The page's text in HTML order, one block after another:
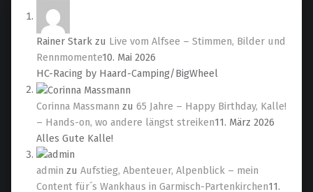
Rainer Starkzu Live vom Alfsee – Stimmen, Bilder und
Rennmomente10. Mai 2026
HC-Racing by Haard-Camping/BigWheel
Corinna Massmann zu 65 Jahre – Happy Birthday, Kalle!
– Hands-on, wo andere längst streiken11. März 2026
Alles Gute Kalle!
admin zu Aufstieg, Abenteuer, Alpenblick – mein
Content für´s Wankhaus in Garmisch-Partenkirchen11.